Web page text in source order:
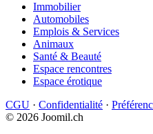
Immobilier
Automobiles
Emplois & Services
Animaux
Santé & Beauté
Espace rencontres
Espace érotique
CGU · Confidentialité ·
© 2026 Joomil.ch